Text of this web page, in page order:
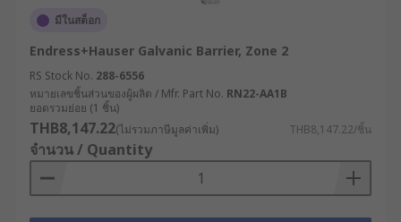
มีในสต็อก
Endress+Hauser Galvanic Barrier, Zone 2
RS Stock No. 288-6556
หมายเลขชิ้นส่วนของผู้ผลิต / Mfr. Part No. RN22-AA1B
ยอดรวมย่อย (1 ชิ้น)
THB8,147.22(ไม่รวมภาษีมูลค่าเพิ่ม) THB8,147.22/ชิ้น
จำนวน / Quantity